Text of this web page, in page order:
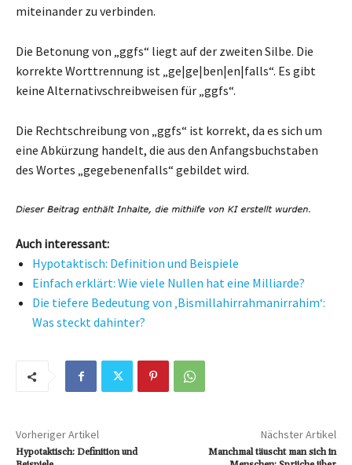
miteinander zu verbinden.
Die Betonung von „ggfs“ liegt auf der zweiten Silbe. Die
korrekte Worttrennung ist „ge|ge|ben|en|falls“. Es gibt
keine Alternativschreibweisen für „ggfs“.
Die Rechtschreibung von „ggfs“ ist korrekt, da es sich um
eine Abkürzung handelt, die aus den Anfangsbuchstaben
des Wortes „gegebenenfalls“ gebildet wird.
Auch interessant:
Hypotaktisch: Definition und Beispiele
Einfach erklärt: Wie viele Nullen hat eine Milliarde?
Die tiefere Bedeutung von ‚Bismillahirrahmanirrahim‘:
Was steckt dahinter?
Vorheriger Artikel
Hypotaktisch: Definition und
Nächster Artikel
Manchmal täuscht man sich in